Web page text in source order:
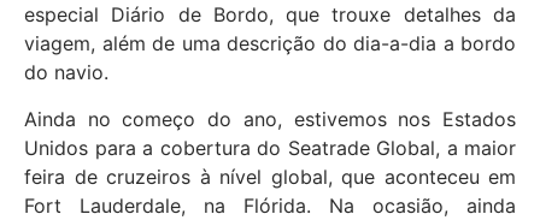
especial Diário de Bordo, que trouxe detalhes da
viagem, além de uma descrição do dia-a-dia a bordo
do navio.
Ainda no começo do ano, estivemos nos Estados
Unidos para a cobertura do Seatrade Global, a maior
feira de cruzeiros à nível global, que aconteceu em
Fort Lauderdale, na Flórida. Na ocasião, ainda